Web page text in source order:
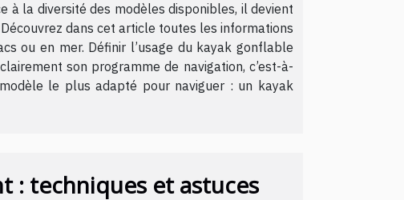
à la diversité des modèles disponibles, il devient
dans cet article toutes les informations
ou en mer. Définir l’usage du kayak gonflable
son programme de navigation, c’est-à-
le plus adapté pour naviguer : un kayak
: techniques et astuces